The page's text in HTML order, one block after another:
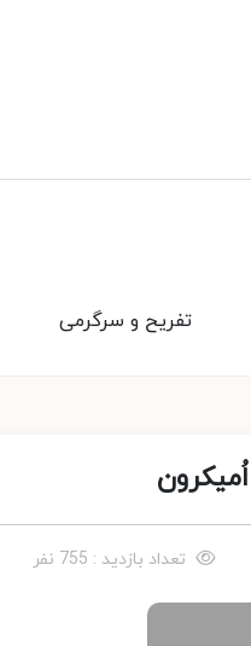
تفریح و سرگرمی
تعداد بازدید : 755 نفر